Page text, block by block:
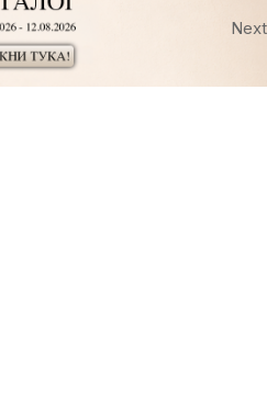
Next